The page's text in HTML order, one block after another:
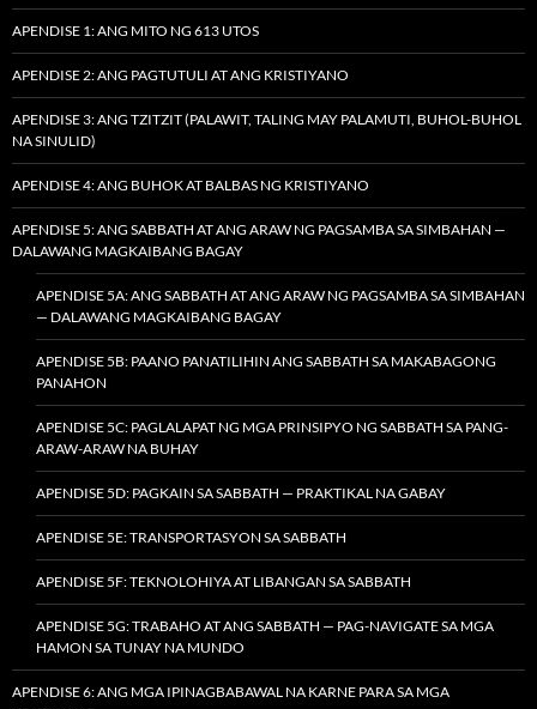
APENDISE 1: ANG MITO NG 613 UTOS
APENDISE 2: ANG PAGTUTULI AT ANG KRISTIYANO
APENDISE 3: ANG TZITZIT (PALAWIT, TALING MAY PALAMUTI, BUHOL-BUHOL
NA SINULID)
APENDISE 4: ANG BUHOK AT BALBAS NG KRISTIYANO
APENDISE 5: ANG SABBATH AT ANG ARAW NG PAGSAMBA SA SIMBAHAN —
DALAWANG MAGKAIBANG BAGAY
APENDISE 5A: ANG SABBATH AT ANG ARAW NG PAGSAMBA SA SIMBAHAN
— DALAWANG MAGKAIBANG BAGAY
APENDISE 5B: PAANO PANATILIHIN ANG SABBATH SA MAKABAGONG
PANAHON
APENDISE 5C: PAGLALAPAT NG MGA PRINSIPYO NG SABBATH SA PANG-
ARAW-ARAW NA BUHAY
APENDISE 5D: PAGKAIN SA SABBATH — PRAKTIKAL NA GABAY
APENDISE 5E: TRANSPORTASYON SA SABBATH
APENDISE 5F: TEKNOLOHIYA AT LIBANGAN SA SABBATH
APENDISE 5G: TRABAHO AT ANG SABBATH — PAG-NAVIGATE SA MGA
HAMON SA TUNAY NA MUNDO
APENDISE 6: ANG MGA IPINAGBABAWAL NA KARNE PARA SA MGA